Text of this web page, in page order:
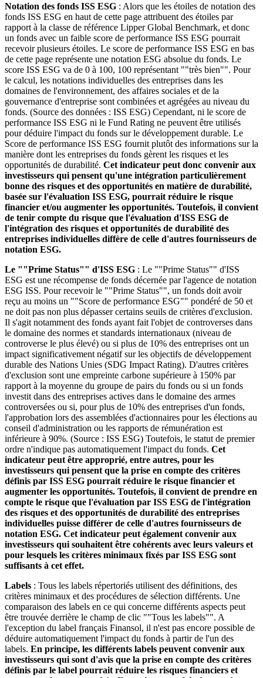
Notation des fonds ISS ESG : Alors que les étoiles de notation des
fonds ISS ESG en haut de cette page attribuent des étoiles par
rapport à la classe de référence Lipper Global Benchmark, et donc
un fonds avec un faible score de performance ISS ESG pourrait
recevoir plusieurs étoiles. Le score de performance ISS ESG en bas
de cette page représente une notation ESG absolue du fonds. Le
score ISS ESG va de 0 à 100, 100 représentant ""très bien"". Pour
le calcul, les notations individuelles des entreprises dans les
domaines de l'environnement, des affaires sociales et de la
gouvernance d'entreprise sont combinées et agrégées au niveau du
fonds. (Source des données : ISS ESG) Cependant, ni le score de
performance ISS ESG ni le Fund Rating ne peuvent être utilisés
pour déduire l'impact du fonds sur le développement durable. Le
Score de performance ISS ESG fournit plutôt des informations sur la
manière dont les entreprises du fonds gèrent les risques et les
opportunités de durabilité. Cet indicateur peut donc convenir aux
investisseurs qui pensent qu'une intégration particulièrement
bonne des risques et des opportunités en matière de durabilité,
basée sur l'évaluation ISS ESG, pourrait réduire le risque
financier et/ou augmenter les opportunités. Toutefois, il convient
de tenir compte du risque que l'évaluation d'ISS ESG de
l'intégration des risques et opportunités de durabilité des
entreprises individuelles diffère de celle d'autres fournisseurs de
notation ESG.
Le ""Prime Status"" d'ISS ESG : Le ""Prime Status"" d'ISS
ESG est une récompense de fonds décernée par l'agence de notation
ESG ISS. Pour recevoir le ""Prime Status"", un fonds doit avoir
reçu au moins un ""Score de performance ESG"" pondéré de 50 et
ne doit pas non plus dépasser certains seuils de critères d'exclusion.
Il s'agit notamment des fonds ayant fait l'objet de controverses dans
le domaine des normes et standards internationaux (niveau de
controverse le plus élevé) ou si plus de 10% des entreprises ont un
impact significativement négatif sur les objectifs de développement
durable des Nations Unies (SDG Impact Rating). D'autres critères
d'exclusion sont une empreinte carbone supérieure à 150% par
rapport à la moyenne du groupe de pairs du fonds ou si un fonds
investit dans des entreprises actives dans le domaine des armes
controversées ou si, pour plus de 10% des entreprises d'un fonds,
l'approbation lors des assemblées d'actionnaires pour les élections au
conseil d'administration ou les rapports de rémunération est
inférieure à 90%. (Source : ISS ESG) Toutefois, le statut de premier
ordre n'indique pas automatiquement l'impact du fonds. Cet
indicateur peut être approprié, entre autres, pour les
investisseurs qui pensent que la prise en compte des critères
définis par ISS ESG pourrait réduire le risque financier et
augmenter les opportunités. Toutefois, il convient de prendre en
compte le risque que l'évaluation par ISS ESG de l'intégration
des risques et des opportunités de durabilité des entreprises
individuelles puisse différer de celle d'autres fournisseurs de
notation ESG. Cet indicateur peut également convenir aux
investisseurs qui souhaitent être cohérents avec leurs valeurs et
pour lesquels les critères minimaux fixés par ISS ESG sont
suffisants à cet effet.
Labels : Tous les labels répertoriés utilisent des définitions, des
critères minimaux et des procédures de sélection différents. Une
comparaison des labels en ce qui concerne différents aspects peut
être trouvée derrière le champ de clic ""Tous les labels"". A
l'exception du label français Finansol, il n'est pas encore possible de
déduire automatiquement l'impact du fonds à partir de l'un des
labels. En principe, les différents labels peuvent convenir aux
investisseurs qui sont d'avis que la prise en compte des critères
définis par le label pourrait réduire les risques financiers et